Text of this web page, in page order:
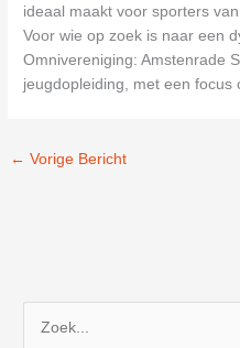
ideaal maakt voor sporters
Voor wie op zoek is naar een
Omnivereniging: Amstenrade
jeugdopleiding, met een focus
← Vorige Bericht